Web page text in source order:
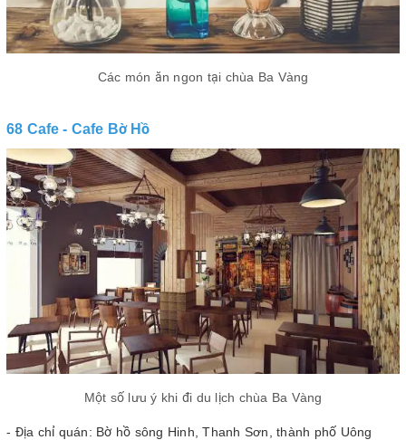
Các món ăn ngon tại chùa Ba Vàng
68 Cafe - Cafe Bờ Hồ
Một số lưu ý khi đi du lịch chùa Ba Vàng
- Địa chỉ quán: Bờ hồ sông Hinh, Thanh Sơn, thành phố Uông